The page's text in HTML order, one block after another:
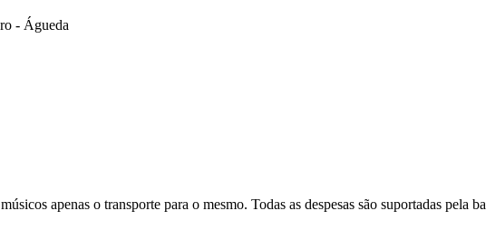
- Águeda
apenas o transporte para o mesmo. Todas as despesas são suportadas pela